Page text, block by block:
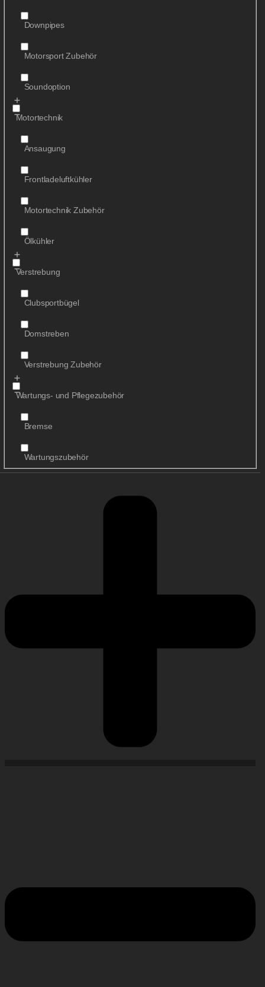
Downpipes
Motorsport Zubehör
Soundoption
Motortechnik
Ansaugung
Frontladeluftkühler
Motortechnik Zubehör
Ölkühler
Verstrebung
Clubsportbügel
Domstreben
Verstrebung Zubehör
Wartungs- und Pflegezubehör
Bremse
Wartungszubehör